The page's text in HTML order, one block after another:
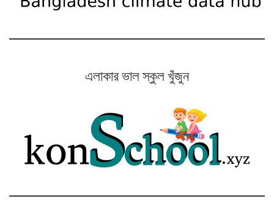
এলাকার ভাল স্কুল খুঁজুন